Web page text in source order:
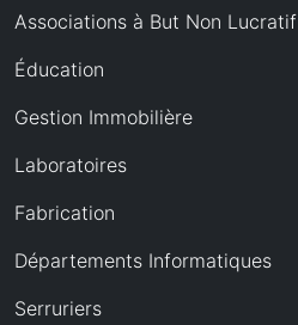
Associations à But Non Lucratif
Éducation
Gestion Immobilière
Laboratoires
Fabrication
Départements Informatiques
Serruriers